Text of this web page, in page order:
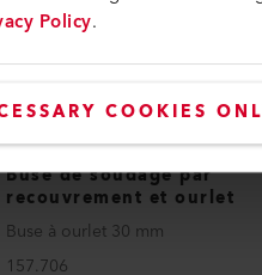
Policy.
COOKIES
mm
141.558
Buse de soudage par
recouvrement et ourlet
Buse à ourlet 30 mm
157.706